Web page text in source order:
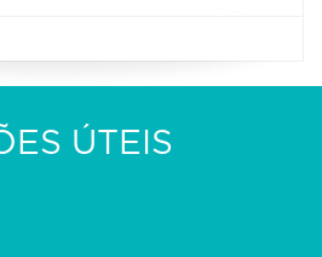
ÚTEIS